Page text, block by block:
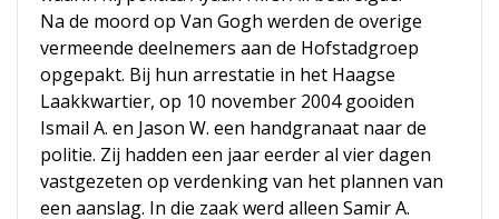
Na de moord op Van Gogh werden de overige
vermeende deelnemers aan de Hofstadgroep
opgepakt. Bij hun arrestatie in het Haagse
Laakkwartier, op 10 november 2004 gooiden
Ismail A. en Jason W. een handgranaat naar de
politie. Zij hadden een jaar eerder al vier dagen
vastgezeten op verdenking van het plannen van
een aanslag. In die zaak werd alleen Samir A.